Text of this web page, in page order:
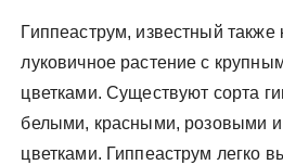
Гиппеаструм, известный также
луковичное растение с
цветками. Существуют сорта
белыми, красными, розовыми
цветками. Гиппеаструм легко